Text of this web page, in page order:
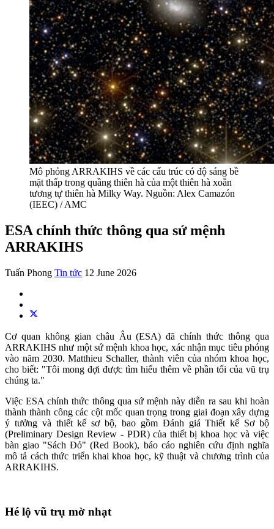
Mô phỏng ARRAKIHS về các cấu trúc có độ sáng bề
mặt thấp trong quầng thiên hà của một thiên hà xoắn
tương tự thiên hà Milky Way. Nguồn: Alex Camazón
(IEEC) / AMC
ESA chính thức thông qua sứ mệnh
ARRAKIHS
Tuấn Phong Tin tức 12 June 2026
Cơ quan không gian châu Âu (ESA) đã chính thức thông qua
ARRAKIHS như một sứ mệnh khoa học, xác nhận mục tiêu phóng
vào năm 2030. Matthieu Schaller, thành viên của nhóm khoa học,
cho biết: "Tôi mong đợi được tìm hiểu thêm về phần tối của vũ trụ
chúng ta."
Việc ESA chính thức thông qua sứ mệnh này diễn ra sau khi hoàn
thành thành công các cột mốc quan trọng trong giai đoạn xây dựng
ý tưởng và thiết kế sơ bộ, bao gồm Đánh giá Thiết kế Sơ bộ
(Preliminary Design Review - PDR) của thiết bị khoa học và việc
bàn giao "Sách Đỏ" (Red Book), báo cáo nghiên cứu định nghĩa
mô tả cách thức triển khai khoa học, kỹ thuật và chương trình của
ARRAKIHS.
Hé lộ vũ trụ mờ nhạt